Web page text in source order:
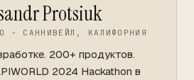
Protsiuk
- САННИВЕЙЛ, КАЛИФОРНИЯ
200+ продуктов.
2024 Hackathon в